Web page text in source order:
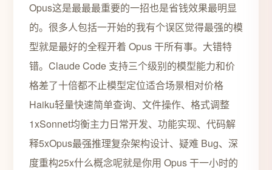
Opus这是最最最重要的一招也是省钱效果最明显
的。很多人包括一开始的我有个误区觉得最强的模
型就是最好的全程开着 Opus 干所有事。大错特
错。Claude Code 支持三个级别的模型能力和价
格差了十倍都不止模型定位适合场景相对价格
Haiku轻量快速简单查询、文件操作、格式调整
1xSonnet均衡主力日常开发、功能实现、代码解
释5xOpus最强推理复杂架构设计、疑难 Bug、深
度重构25x什么概念呢就是你用 Opus 干一小时的